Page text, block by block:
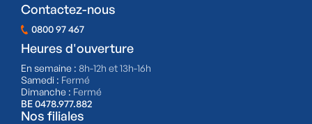
Contactez-nous
0800 97 467
Heures d'ouverture
En semaine : 8h-12h et 13h-16h
Samedi : Fermé
Dimanche : Fermé
BE 0478.977.882
Nos filiales